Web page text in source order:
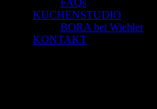
FAQs
KÜCHENSTUDIO
BORA bei Wiehler
KONTAKT